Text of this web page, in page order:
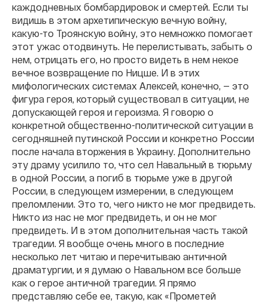
каждодневных бомбардировок и смертей. Если ты
видишь в этом архетипическую вечную войну,
какую-то Троянскую войну, это немножко помогает
этот ужас отодвинуть. Не перелистывать, забыть о
нем, отрицать его, но просто видеть в нем некое
вечное возвращение по Ницше. И в этих
мифологических системах Алексей, конечно, — это
фигура героя, который существовал в ситуации, не
допускающей героя и героизма. Я говорю о
конкретной общественно-политической ситуации в
сегодняшней путинской России и конкретно России
после начала вторжения в Украину. Дополнительно
эту драму усилило то, что сел Навальный в тюрьму
в одной России, а погиб в тюрьме уже в другой
России, в следующем измерении, в следующем
преломлении. Это то, чего никто не мог предвидеть.
Никто из нас не мог предвидеть, и он не мог
предвидеть. И в этом дополнительная часть такой
трагедии. Я вообще очень много в последние
несколько лет читаю и перечитываю античной
драматургии, и я думаю о Навальном все больше
как о герое античной трагедии. Я прямо
представляю себе ее, такую, как «Прометей